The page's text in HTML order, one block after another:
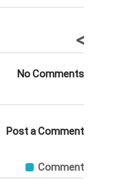
>
No Comments
Post a Comment
Comment